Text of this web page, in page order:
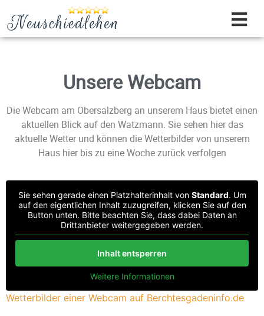
Unsere Webcam
Die Webcam am Obersalzberg an unserem Haus bietet einen
aktuellen Blick auf den Watzmann. Sie sehen hier das
aktuelle Wetter und können die Wetterbilder von unserem
Haus hier bis zu eine Woche zurück verfolgen
Sie sehen gerade einen Platzhalterinhalt von Standard. Um
auf den eigentlichen Inhalt zuzugreifen, klicken Sie auf den
Button unten. Bitte beachten Sie, dass dabei Daten an
Drittanbieter weitergegeben werden.
Inhalt entsperren
Weitere Informationen
Wetterbilder einer Webcam auf Berchtesgadeninfo.de